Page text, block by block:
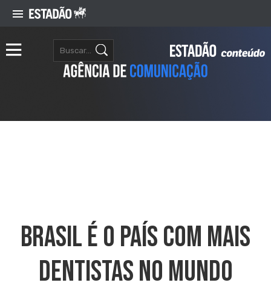
Brasil É O País Com Mais
Dentistas No Mundo